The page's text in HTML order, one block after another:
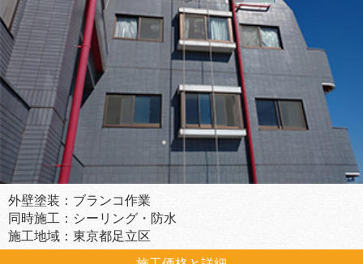
外壁塗装：ブランコ作業
同時施工：シーリング・防水
施工地域：東京都足立区